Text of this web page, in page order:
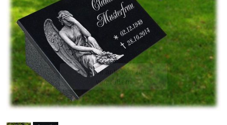
Doppelt antippen zum
vergrößern